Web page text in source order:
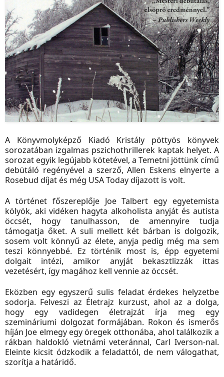
A Könyvmolyképző Kiadó Kristály pöttyös könyvek
sorozatában izgalmas pszichothrillerek kaptak helyet. A
sorozat egyik legújabb kötetével, a Temetni jöttünk című
debütáló regényével a szerző, Allen Eskens elnyerte a
Rosebud díjat és még USA Today díjazott is volt.
A történet főszereplője Joe Talbert egy egyetemista
kölyök, aki vidéken hagyta alkoholista anyját és autista
öccsét, hogy tanulhasson, de amennyire tudja
támogatja őket. A suli mellett két bárban is dolgozik,
sosem volt könnyű az élete, anyja pedig még ma sem
teszi könnyebbé. Ez történik most is, épp egyetemi
dolgait intézi, amikor anyját bekasztlizzák ittas
vezetésért, így magához kell vennie az öccsét.
Eközben egy egyszerű sulis feladat érdekes helyzetbe
sodorja. Felveszi az Életrajz kurzust, ahol az a dolga,
hogy egy vadidegen életrajzát írja meg egy
szemináriumi dolgozat formájában. Rokon és ismerős
híján Joe elmegy egy öregek otthonába, ahol találkozik a
rákban haldokló vietnámi veteránnal, Carl Iverson-nal.
Eleinte kicsit ódzkodik a feladattól, de nem válogathat,
szorítja a határidő.